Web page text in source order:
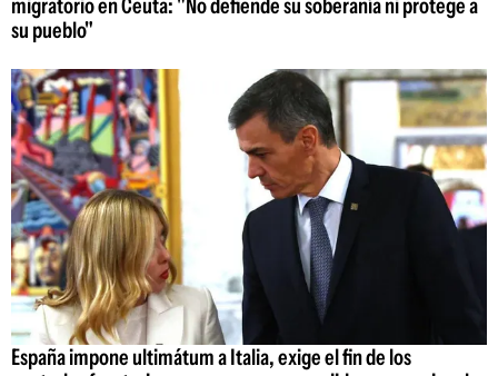
migratorio en Ceuta: "No defiende su soberanía ni protege a
su pueblo"
España impone ultimátum a Italia, exige el fin de los